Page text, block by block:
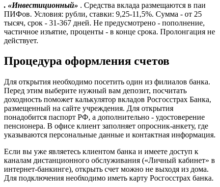
. «Инвестиционный» . Средства вклада размещаются в паи
ПИФов. Условия: рубли, ставки: 9,25-11,5%. Сумма - от 25
тысяч, срок - 31-367 дней. Не предусмотрено - пополнение,
частичное изъятие, проценты - в конце срока. Пролонгация не
действует.
Процедура оформления счетов
Для открытия необходимо посетить один из филиалов банка.
Перед этим выберите нужный вам депозит, посчитать
доходность поможет калькулятор вкладов Росгосстрах Банка,
размещенный на сайте учреждения. Для открытия
понадобится паспорт РФ, а дополнительно - удостоверение
пенсионера. В офисе клиент заполняет опросник-анкету, где
указываются персональные данные и контактная информация.
Если вы уже являетесь клиентом банка и имеете доступ к
каналам дистанционного обслуживания («Личный кабинет» в
интернет-банкинге), открыть счет можно не выходя из дома.
Для подключения необходимо иметь карту Росгосстрах банка.